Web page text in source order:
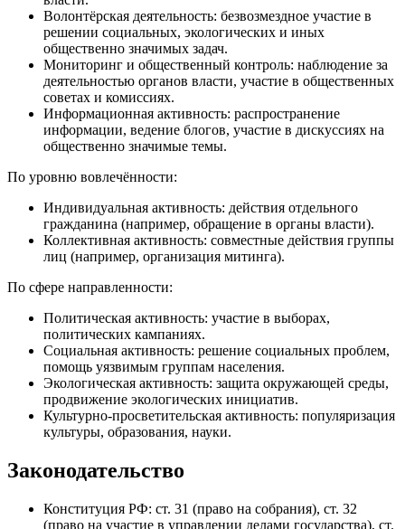
Волонтёрская деятельность: безвозмездное участие в
решении социальных, экологических и иных
общественно значимых задач.
Мониторинг и общественный контроль: наблюдение за
деятельностью органов власти, участие в общественных
советах и комиссиях.
Информационная активность: распространение
информации, ведение блогов, участие в дискуссиях на
общественно значимые темы.
По уровню вовлечённости:
Индивидуальная активность: действия отдельного
гражданина (например, обращение в органы власти).
Коллективная активность: совместные действия группы
лиц (например, организация митинга).
По сфере направленности:
Политическая активность: участие в выборах,
политических кампаниях.
Социальная активность: решение социальных проблем,
помощь уязвимым группам населения.
Экологическая активность: защита окружающей среды,
продвижение экологических инициатив.
Культурно-просветительская активность: популяризация
культуры, образования, науки.
Законодательство
Конституция РФ: ст. 31 (право на собрания), ст. 32
(право на участие в управлении делами государства), ст.